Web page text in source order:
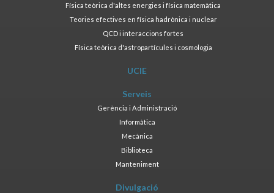
Física teòrica d'altes energies i física matemàtica
Teories efectives en física hadrònica i nuclear
QCD i interaccions fortes
Física teòrica d'astropartícules i cosmologia
UCIE
Serveis
Gerència i Administració
Informàtica
Mecànica
Biblioteca
Manteniment
Divulgació